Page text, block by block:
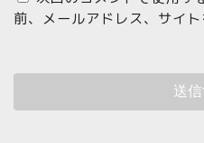
前、メールアドレス、サイト